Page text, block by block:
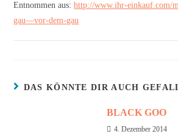
Entnommen aus:http://www.ihr-einkauf.com/
gau—vor-dem-gau
DAS KÖNNTE DIR AUCH
BLACK GOO
4. Dezember 2014